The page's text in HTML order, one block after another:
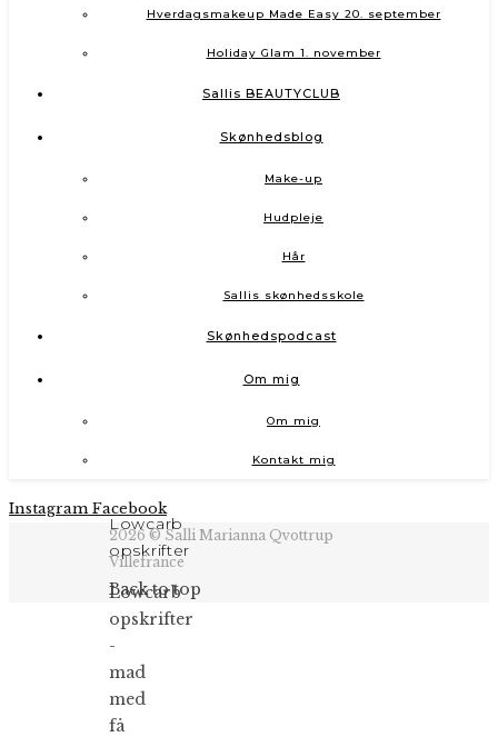
Hverdagsmakeup Made Easy 20. september
Holiday Glam 1. november
Sallis BEAUTYCLUB
Skønhedsblog
Make-up
Hudpleje
Hår
Sallis skønhedsskole
Skønhedspodcast
Om mig
Om mig
Kontakt mig
Lowcarb
opskrifter
Lowcarb
opskrifter
-
mad
med
få
Instagram Facebook
2026 © Salli Marianna Qvottrup
Villefrance
Back to top